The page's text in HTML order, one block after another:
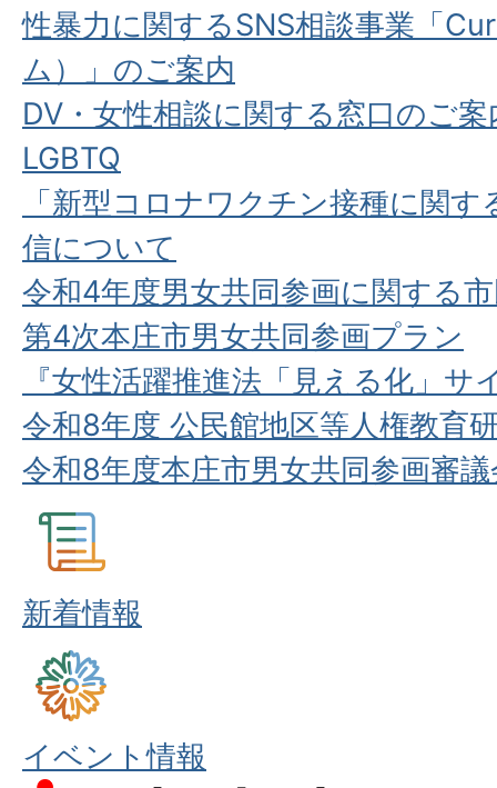
性暴力に関するSNS相談事業「
ム）」のご案内
DV・女性相談に関する窓口のご案
LGBTQ
「新型コロナワクチン接種に関
信について
令和4年度男女共同参画に関する
第4次本庄市男女共同参画プラン
『女性活躍推進法「見える化」サ
令和8年度 公民館地区等人権教育
令和8年度本庄市男女共同参画審
新着情報
イベント情報